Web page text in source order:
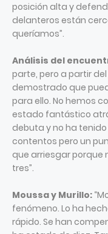
posición alta y
delanteros están
queríamos”.
Análisis del
parte, pero a partir
demostrado que
para ello. No hemos
estado fantástico
debuta y no ha
contentos pero un
que arriesgar porque
tres”.
Moussa y Murillo:
fenómeno. Lo ha
rápido. Se han